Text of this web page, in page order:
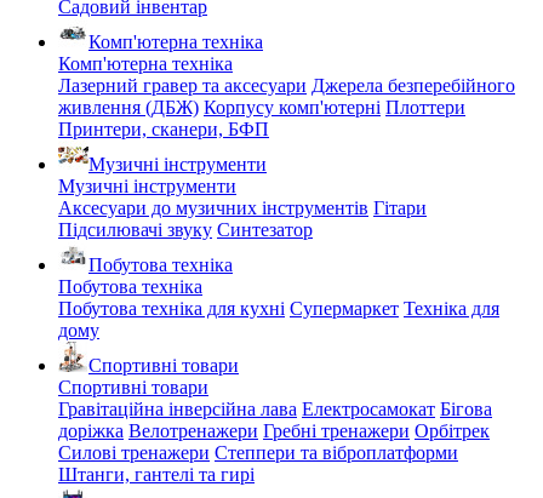
Садовий інвентар
Комп'ютерна техніка
Комп'ютерна техніка
Лазерний гравер та аксесуари Джерела безперебійного
живлення (ДБЖ) Корпусу комп'ютерні Плоттери
Принтери, сканери, БФП
Музичні інструменти
Музичні інструменти
Аксесуари до музичних інструментів Гітари
Підсилювачі звуку Синтезатор
Побутова техніка
Побутова техніка
Побутова техніка для кухні Супермаркет Техніка для
дому
Спортивні товари
Спортивні товари
Гравітаційна інверсійна лава Електросамокат Бігова
доріжка Велотренажери Гребні тренажери Орбітрек
Силові тренажери Степпери та віброплатформи
Штанги, гантелі та гирі